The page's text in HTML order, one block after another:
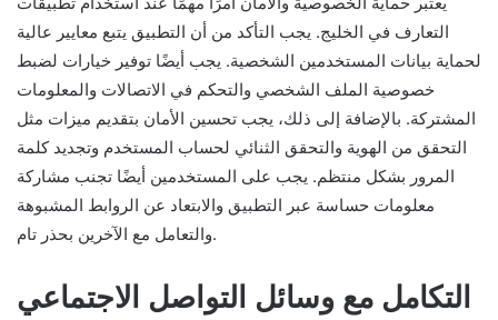
التعارف في الخليج. يجب التأكد من أن التطبيق يتبع معايير عالية
لحماية بيانات المستخدمين الشخصية. يجب أيضًا توفير خيارات لضبط
خصوصية الملف الشخصي والتحكم في الاتصالات والمعلومات
المشتركة. بالإضافة إلى ذلك، يجب تحسين الأمان بتقديم ميزات مثل
التحقق من الهوية والتحقق الثنائي لحساب المستخدم وتجديد كلمة
المرور بشكل منتظم. يجب على المستخدمين أيضًا تجنب مشاركة
معلومات حساسة عبر التطبيق والابتعاد عن الروابط المشبوهة
والتعامل مع الآخرين بحذر تام.
التكامل مع وسائل التواصل الاجتماعي